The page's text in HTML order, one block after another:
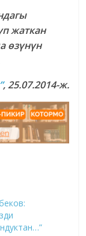
жаткан
өзүнүн
, 25.07.2014-ж.